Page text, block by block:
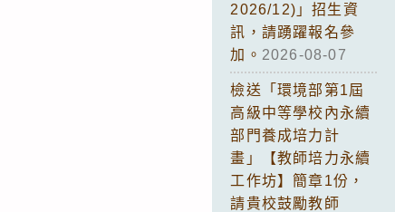
2026/12)」招生資
訊，請踴躍報名參
加。 2026-08-07
檢送「環境部第1屆
高級中等學校內永續
部門養成培力計
畫」【教師培力永續
工作坊】簡章1份，
請貴校鼓勵教師